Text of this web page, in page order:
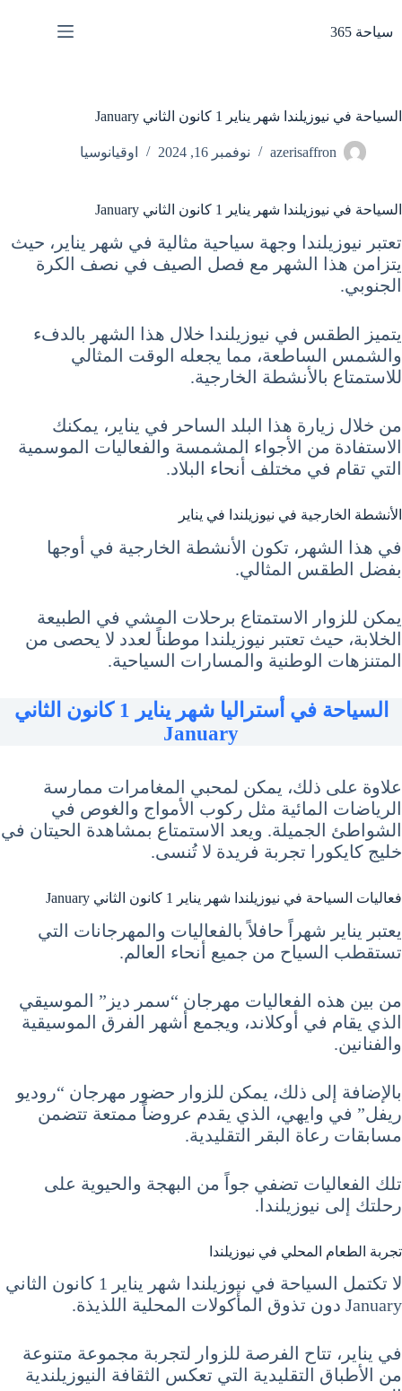
المحتوى
سياحة 365
السياحة في نيوزيلندا شهر يناير 1 كانون الثاني January
azerisaffron نوفمبر 16, 2024 اوقيانوسيا
السياحة في نيوزيلندا شهر يناير 1 كانون الثاني January
تعتبر نيوزيلندا وجهة سياحية مثالية في شهر يناير، حيث
يتزامن هذا الشهر مع فصل الصيف في نصف الكرة
الجنوبي.
يتميز الطقس في نيوزيلندا خلال هذا الشهر بالدفء
والشمس الساطعة، مما يجعله الوقت المثالي
للاستمتاع بالأنشطة الخارجية.
من خلال زيارة هذا البلد الساحر في يناير، يمكنك
الاستفادة من الأجواء المشمسة والفعاليات الموسمية
التي تقام في مختلف أنحاء البلاد.
الأنشطة الخارجية في نيوزيلندا في يناير
في هذا الشهر، تكون الأنشطة الخارجية في أوجها
بفضل الطقس المثالي.
يمكن للزوار الاستمتاع برحلات المشي في الطبيعة
الخلابة، حيث تعتبر نيوزيلندا موطناً لعدد لا يحصى من
المتنزهات الوطنية والمسارات السياحية.
السياحة في أستراليا شهر يناير 1 كانون الثاني
January
علاوة على ذلك، يمكن لمحبي المغامرات ممارسة
الرياضات المائية مثل ركوب الأمواج والغوص في
الشواطئ الجميلة. ويعد الاستمتاع بمشاهدة الحيتان في
خليج كايكورا تجربة فريدة لا تُنسى.
فعاليات السياحة في نيوزيلندا شهر يناير 1 كانون الثاني January
يعتبر يناير شهراً حافلاً بالفعاليات والمهرجانات التي
تستقطب السياح من جميع أنحاء العالم.
من بين هذه الفعاليات مهرجان “سمر ديز” الموسيقي
الذي يقام في أوكلاند، ويجمع أشهر الفرق الموسيقية
والفنانين.
بالإضافة إلى ذلك، يمكن للزوار حضور مهرجان “روديو
ريفل” في وايهي، الذي يقدم عروضاً ممتعة تتضمن
مسابقات رعاة البقر التقليدية.
تلك الفعاليات تضفي جواً من البهجة والحيوية على
رحلتك إلى نيوزيلندا.
تجربة الطعام المحلي في نيوزيلندا
لا تكتمل السياحة في نيوزيلندا شهر يناير 1 كانون الثاني
January دون تذوق المأكولات المحلية اللذيذة.
في يناير، تتاح الفرصة للزوار لتجربة مجموعة متنوعة
من الأطباق التقليدية التي تعكس الثقافة النيوزيلندية